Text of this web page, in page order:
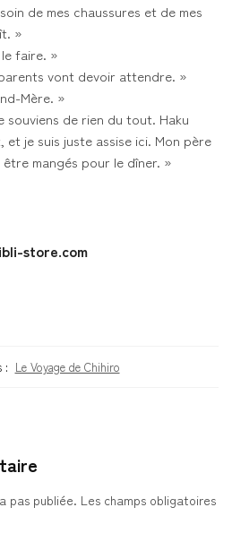
de mes chaussures et de mes
»
faire. »
vont devoir attendre. »
Mère. »
souviens de rien du tout. Haku
je suis juste assise ici. Mon père
mangés pour le dîner. »
store.com
: Le Voyage de Chihiro
pas publiée. Les champs obligatoires